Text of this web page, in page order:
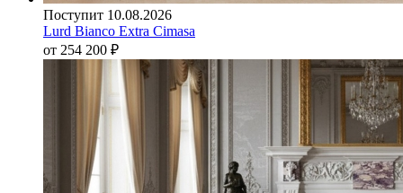
Поступит 10.08.2026
Lurd Bianco Extra Cimasa
от 254 200 ₽